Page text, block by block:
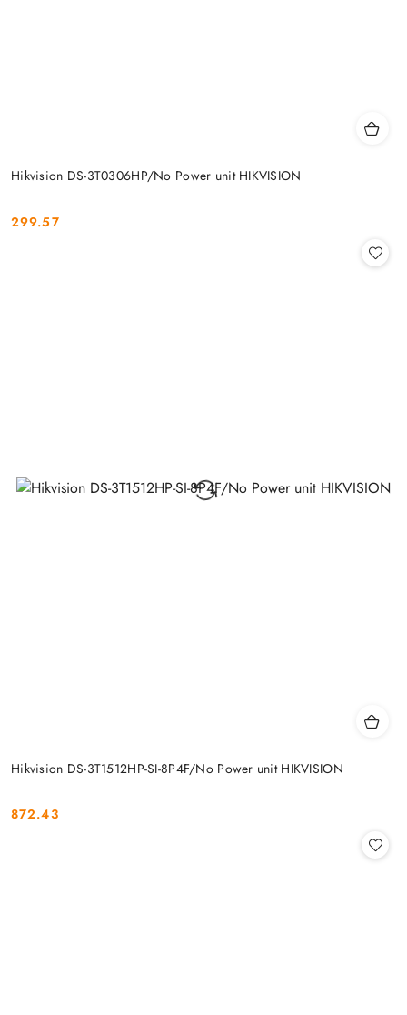
Hikvision DS-3T0306HP/No Power unit HIKVISION
Cena:
299.57
Hikvision DS-3T1512HP-SI-8P4F/No Power unit HIKVISION
Cena:
872.43